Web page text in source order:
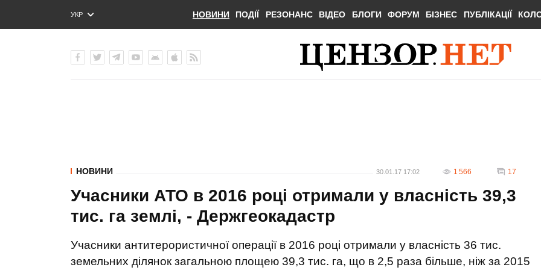
УКР
ENG
НОВИНИ ПОДІЇ РЕЗОНАНС ВІДЕО БЛОГИ ФОРУМ БІЗНЕС ПУБЛІКАЦІЇ
НОВИНИ 30.01.17 17:02 1 566 17
Учасники АТО в 2016 році отримали у власність 39,3
тис. га землі, - Держгеокадастр
Учасники антитерористичної операції в 2016 році отримали у власність 36 тис.
земельних ділянок загальною площею 39,3 тис. га, що в 2,5 раза більше, ніж за 2015